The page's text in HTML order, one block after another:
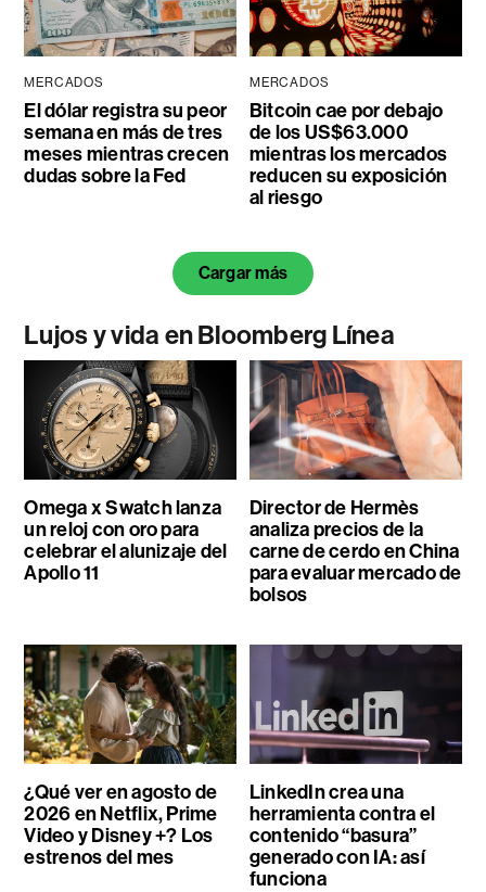
MERCADOS
El dólar registra su peor
semana en más de tres
meses mientras crecen
dudas sobre la Fed
MERCADOS
Bitcoin cae por debajo
de los US$63.000
mientras los mercados
reducen su exposición
al riesgo
Cargar más
Lujos y vida en Bloomberg Línea
Omega x Swatch lanza
un reloj con oro para
celebrar el alunizaje del
Apollo 11
Director de Hermès
analiza precios de la
carne de cerdo en China
para evaluar mercado de
bolsos
¿Qué ver en agosto de
2026 en Netflix, Prime
Video y Disney +? Los
estrenos del mes
LinkedIn crea una
herramienta contra el
contenido “basura”
generado con IA: así
funciona